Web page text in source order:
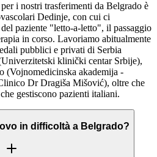
i nostri trasferimenti da Belgrado è
Dedinje, con cui ci
paziente "letto-a-letto", il passaggio
in corso. Lavoriamo abitualmente
pubblici e privati di Serbia
klinički centar Srbije),
(Vojnomedicinska akademija -
Dr Dragiša Mišović), oltre che
gestiscono pazienti italiani.
in difficoltà a Belgrado?